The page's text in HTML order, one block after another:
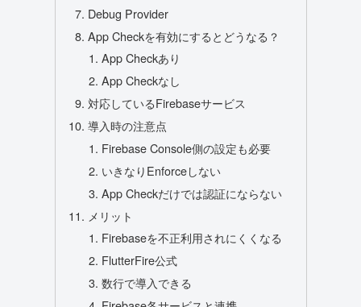
Debug Provider
App Checkを有効にするとどうなる？
App Checkあり
App Checkなし
対応しているFirebaseサービス
導入時の注意点
Firebase Console側の設定も必要
いきなりEnforceしない
App Checkだけでは認証にならない
メリット
Firebaseを不正利用されにくくなる
FlutterFire公式
数行で導入できる